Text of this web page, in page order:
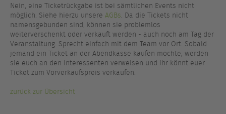
Nein, eine Ticketrückgabe ist bei sämtlichen Events nicht
möglich. Siehe hierzu unsere AGBs. Da die Tickets nicht
namensgebunden sind, können sie problemlos
weiterverschenkt oder verkauft werden - auch noch am Tag der
Veranstaltung. Sprecht einfach mit dem Team vor Ort. Sobald
jemand ein Ticket an der Abendkasse kaufen möchte, werden
sie euch an den Interessenten verweisen und ihr könnt euer
Ticket zum Vorverkaufspreis verkaufen.
zurück zur Übersicht